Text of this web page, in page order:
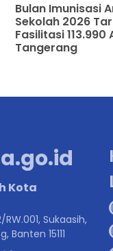
Bulan Imunisasi
Sekolah 2026
Fasilitasi 113.990
Tangerang
Kota
Sukaasih,
15111